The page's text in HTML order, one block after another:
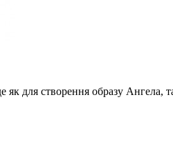
як для створення образу Ангела,